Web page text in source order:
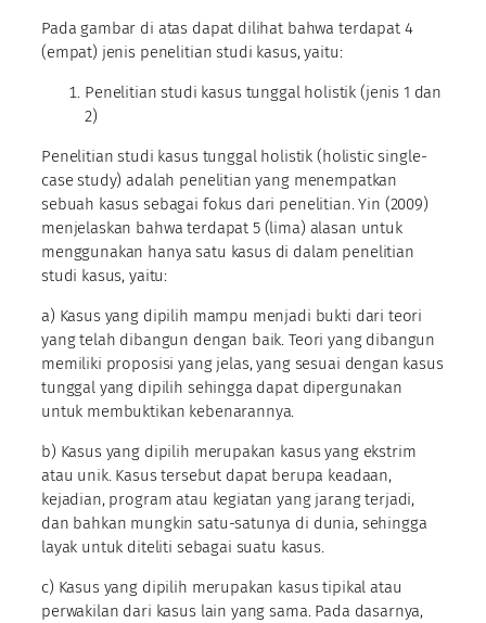
Pada gambar di atas dapat dilihat bahwa terdapat 4
(empat) jenis penelitian studi kasus, yaitu:
Penelitian studi kasus tunggal holistik (jenis 1 dan
2)
Penelitian studi kasus tunggal holistik (holistic single-
case study) adalah penelitian yang menempatkan
sebuah kasus sebagai fokus dari penelitian. Yin (2009)
menjelaskan bahwa terdapat 5 (lima) alasan untuk
menggunakan hanya satu kasus di dalam penelitian
studi kasus, yaitu:
a) Kasus yang dipilih mampu menjadi bukti dari teori
yang telah dibangun dengan baik. Teori yang dibangun
memiliki proposisi yang jelas, yang sesuai dengan kasus
tunggal yang dipilih sehingga dapat dipergunakan
untuk membuktikan kebenarannya.
b) Kasus yang dipilih merupakan kasus yang ekstrim
atau unik. Kasus tersebut dapat berupa keadaan,
kejadian, program atau kegiatan yang jarang terjadi,
dan bahkan mungkin satu-satunya di dunia, sehingga
layak untuk diteliti sebagai suatu kasus.
c) Kasus yang dipilih merupakan kasus tipikal atau
perwakilan dari kasus lain yang sama. Pada dasarnya,